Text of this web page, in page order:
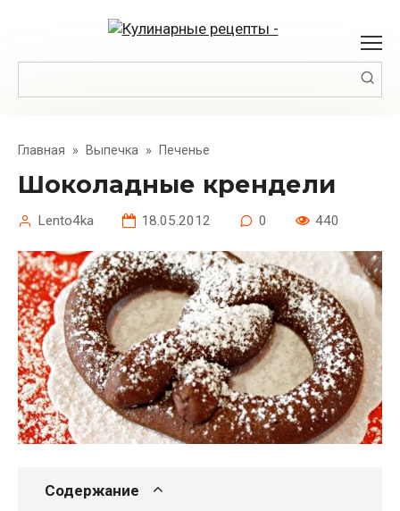
Главная » Выпечка » Печенье
Шоколадные крендели
Lento4ka 18.05.2012 0 440
Содержание